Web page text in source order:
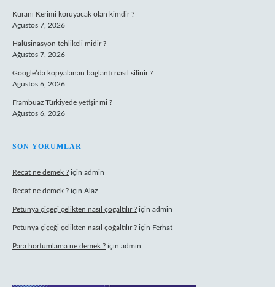
Kuranı Kerimi koruyacak olan kimdir ?
Ağustos 7, 2026
Halüsinasyon tehlikeli midir ?
Ağustos 7, 2026
Google’da kopyalanan bağlantı nasıl silinir ?
Ağustos 6, 2026
Frambuaz Türkiyede yetişir mi ?
Ağustos 6, 2026
SON YORUMLAR
Recat ne demek ? için admin
Recat ne demek ? için Alaz
Petunya çiçeği çelikten nasıl çoğaltılır ? için admin
Petunya çiçeği çelikten nasıl çoğaltılır ? için Ferhat
Para hortumlama ne demek ? için admin